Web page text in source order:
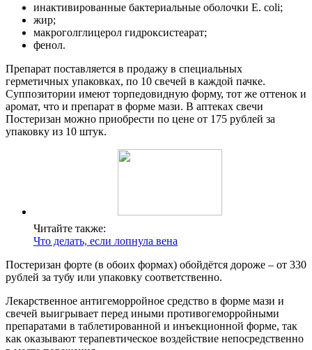
инактивированные бактериальные оболочки Е. coli;
жир;
макроголглицерол гидроксистеарат;
фенол.
Препарат поставляется в продажу в специальных
герметичных упаковках, по 10 свечей в каждой пачке.
Суппозитории имеют торпедовидную форму, тот же оттенок и
аромат, что и препарат в форме мази. В аптеках свечи
Постеризан можно приобрести по цене от 175 рублей за
упаковку из 10 штук.
Читайте также:
Что делать, если лопнула вена
Постеризан форте (в обоих формах) обойдётся дороже – от 330
рублей за тубу или упаковку соответственно.
Лекарственное антигеморройное средство в форме мази и
свечей выигрывает перед иными противогеморройными
препаратами в таблетированной и инъекционной форме, так
как оказывают терапевтическое воздействие непосредственно